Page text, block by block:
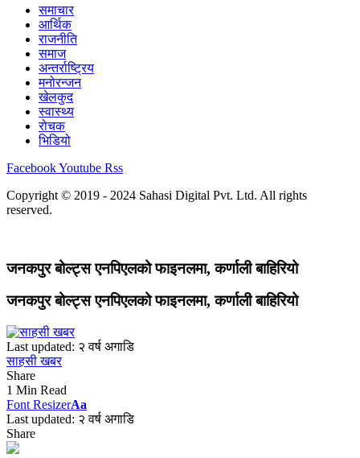
समाचार
आर्थिक
राजनीति
समाज
अन्तर्राष्ट्रिय
मनोरन्जन
खेलकुद
स्वास्थ्य
रोचक
भिडियो
FacebookYoutube Rss
Copyright © 2019 - 2024 Sahasi Digital Pvt. Ltd. All rights
reserved.
जनकपुर बोल्ट्स एनपिएलको फाइनलमा, कर्णाली बाहिरियो
जनकपुर बोल्ट्स एनपिएलको फाइनलमा, कर्णाली बाहिरियो
Last updated: २ वर्ष अगाडि
साहसी खबर
Share
1 Min Read
Font ResizerAa
Last updated: २ वर्ष अगाडि
Share